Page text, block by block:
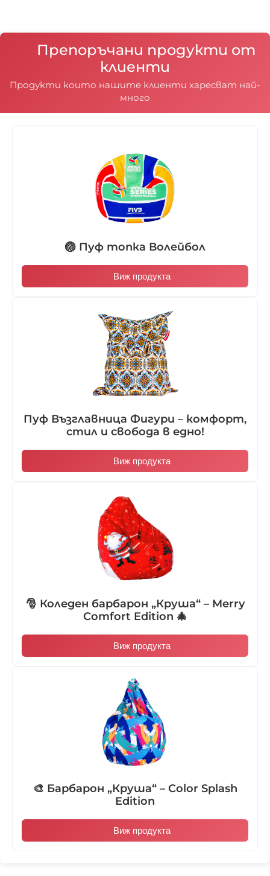
Препоръчани продукти от
клиенти
Продукти които нашите клиенти харесват най-
много
🏐 Пуф топка Волейбол
Виж продукта
Пуф Възглавница Фигури – комфорт,
стил и свобода в едно!
Виж продукта
🎅 Коледен барбарон „Круша“ – Merry
Comfort Edition 🎄
Виж продукта
🎨 Барбарон „Круша“ – Color Splash
Edition
Виж продукта